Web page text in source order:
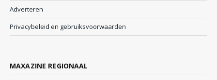
Adverteren
Privacybeleid en gebruiksvoorwaarden
MAXAZINE REGIONAAL